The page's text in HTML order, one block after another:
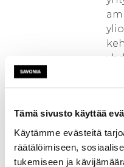
Tämä sivusto käyttää
Käytämme evästeitä
räätälöimiseen,
tukemiseen ja